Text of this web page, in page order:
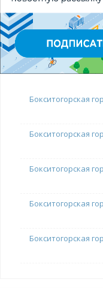
Бокситогорская
Бокситогорская
Бокситогорская
Бокситогорская
Бокситогорская